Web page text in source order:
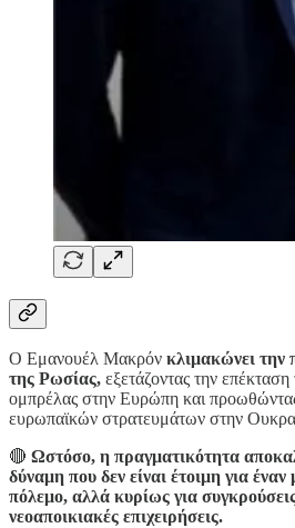
Ο Εμανουέλ Μακρόν κλιμακώνει την
της Ρωσίας, εξετάζοντας την
ομπρέλας στην Ευρώπη και
ευρωπαϊκών στρατευμάτων στην
🔴 Ωστόσο, η πραγματικότητα
δύναμη που δεν είναι έτοιμη για
πόλεμο, αλλά κυρίως για
νεοαποικιακές επιχειρήσεις.